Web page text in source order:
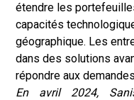
étendre les
capacités
géographique. Les
dans des solutions
répondre aux
En avril 2024,